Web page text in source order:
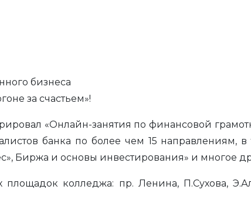
бизнеса
за счастьем»!
«Онлайн-занятия по финансовой
банка по более чем 15 направлениям,
Биржа и основы инвестирования» и многое
колледжа: пр. Ленина, П.Сухова,